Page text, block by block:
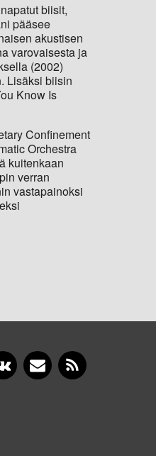
biisit,
pääsee
akustisen
varovaisesta ja
(2002)
Lisäksi biisin
Know Is
Confinement
Orchestra
kuitenkaan
verran
vastapainoksi
VKontakteNewsletter